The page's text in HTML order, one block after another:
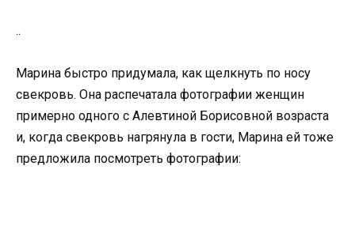
..
Марина быстро придумала, как щелкнуть по носу
свекровь. Она распечатала фотографии женщин
примерно одного с Алевтиной Борисовной возраста
и, когда свекровь нагрянула в гости, Марина ей тоже
предложила посмотреть фотографии: